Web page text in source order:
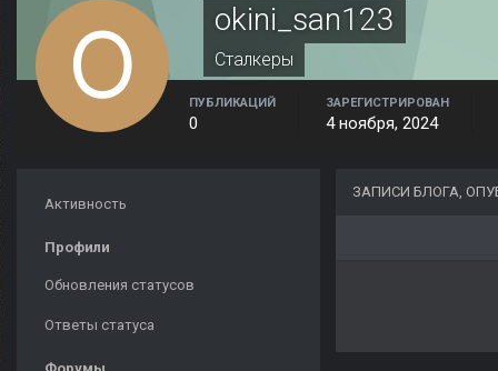
okini_san123
Сталкеры
ПУБЛИКАЦИЙ
0
ЗАРЕГИСТРИРОВАН
4 ноября, 2024
Активность
Профили
Обновления статусов
Ответы статуса
ЗАПИСИ БЛОГА,